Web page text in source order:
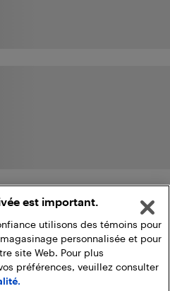
est important.
utilisons des témoins pour
personnalisée et pour
site Web. Pour plus
préférences, veuillez consulter